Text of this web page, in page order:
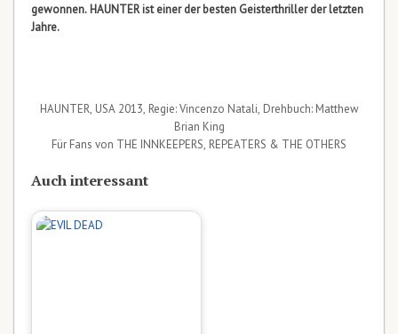
gewonnen. HAUNTER ist einer der besten Geisterthriller der letzten
Jahre.
HAUNTER, USA 2013, Regie: Vincenzo Natali, Drehbuch: Matthew
Brian King
Für Fans von THE INNKEEPERS, REPEATERS & THE OTHERS
Auch interessant